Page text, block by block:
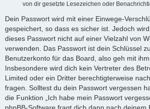
von dir gesetzte Lesezeichen oder
Dein Passwort wird mit einer Einwege-
gespeichert, so dass es sicher ist. Jedoch
dieses Passwort nicht auf einer Vielzahl von
verwenden. Das Passwort ist dein Schlüssel
Benutzerkonto für das Board, also geh mit
Insbesondere wird dich kein Vertreter des
Limited oder ein Dritter berechtigterweise
fragen. Solltest du dein Passwort vergessen
die Funktion „Ich habe mein Passwort